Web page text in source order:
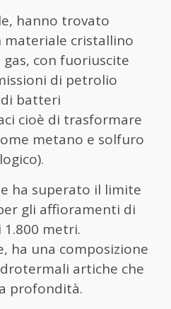
hanno trovato
materiale cristallino
con fuoriuscite
di petrolio
batteri
cioè di trasformare
metano e solfuro
ha superato il limite
gli affioramenti di
metri.
ha una composizione
artiche che
profondità.